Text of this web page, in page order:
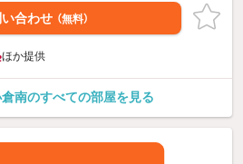
合わせ （無料）
ほか提供
南のすべての部屋を見る